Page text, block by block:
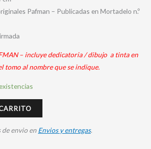
Pafman – Publicadas en Mortadelo n.º
– incluye dedicatoria / dibujo a tinta en
tomo al nombre que se indique.
de envio en Envios y entregas.